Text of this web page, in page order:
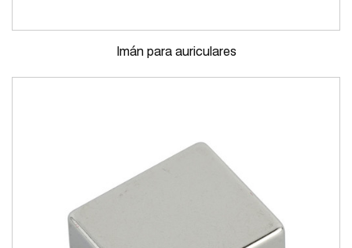
Imán para auriculares